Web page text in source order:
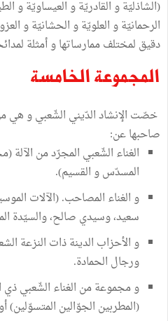
(الشاذليّة و القادريّة و العيساويّة و
الرحمانيّة و العلويّة و الحشانيّة و
دقيق لمختلف ممارساتها و أمثلة
المجموعة الخامسة
خصّت الإنشاد الدّيني الشّعبي و
صاحبها عن:
الغناء الشّعبي المجرّد من
المسدّس و القسيم).
و الغناء المصاحب. (الآلات
سعيد، وسيدي صالح، والسيّدة
و الأحزاب الدينة ذات النزعة
ورجال الحمادة.
و مجموعة من الغناء الشّعبي ذي
(المطربين الجوّالين المتسوّلين)